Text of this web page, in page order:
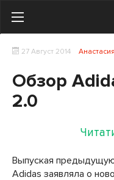
Мотивация
27 Август 2014
Обзор
2.0
Выпуская
Adidas заявляла о